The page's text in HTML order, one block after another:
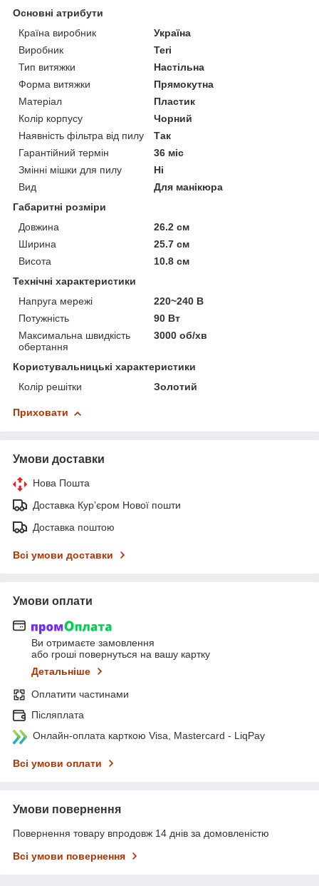
Основні атрибути
Країна виробник
Україна
Виробник
Teri
Тип витяжки
Настільна
Форма витяжки
Прямокутна
Матеріал
Пластик
Колір корпусу
Чорний
Наявність фільтра від пилу
Так
Гарантійний термін
36 міс
Змінні мішки для пилу
Ні
Вид
Для манікюра
Габаритні розміри
Довжина
26.2 см
Ширина
25.7 см
Висота
10.8 см
Технічні характеристики
Напруга мережі
220~240 В
Потужність
90 Вт
Максимальна швидкість
обертання
3000 об/хв
Користувальницькі характеристики
Колір решітки
Золотий
Приховати
Умови доставки
Нова Пошта
Доставка Курʼєром Нової пошти
Доставка поштою
Всі умови доставки
Умови оплати
Ви отримаєте замовлення
або гроші повернуться на вашу картку
Детальніше
Оплатити частинами
Післяплата
Онлайн-оплата карткою Visa, Mastercard - LiqPay
Всі умови оплати
Умови повернення
Повернення товару впродовж 14 днів за домовленістю
Всі умови повернення